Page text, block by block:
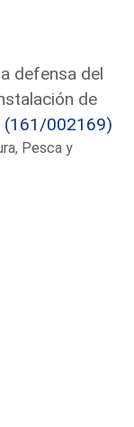
defensa del
de
(161/002169)
Pesca y